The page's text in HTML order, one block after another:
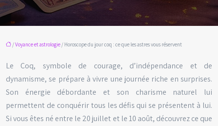
/Voyance et astrologie / Horoscope du jour coq : ce que les astres vous réservent
Le Coq, symbole de courage, d’indépendance et de
dynamisme, se prépare à vivre une journée riche en surprises.
Son énergie débordante et son charisme naturel lui
permettent de conquérir tous les défis qui se présentent à lui.
Si vous êtes né entre le 20 juillet et le 10 août, découvrez ce que